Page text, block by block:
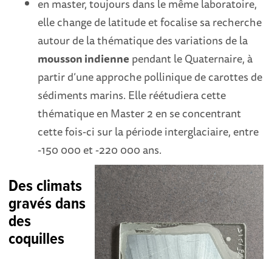
en master, toujours dans le même laboratoire,
elle change de latitude et focalise sa recherche
autour de la thématique des variations de la
mousson indienne pendant le Quaternaire, à
partir d’une approche pollinique de carottes de
sédiments marins. Elle réétudiera cette
thématique en Master 2 en se concentrant
cette fois-ci sur la période interglaciaire, entre
-150 000 et -220 000 ans.
Des climats
gravés dans
des
coquilles